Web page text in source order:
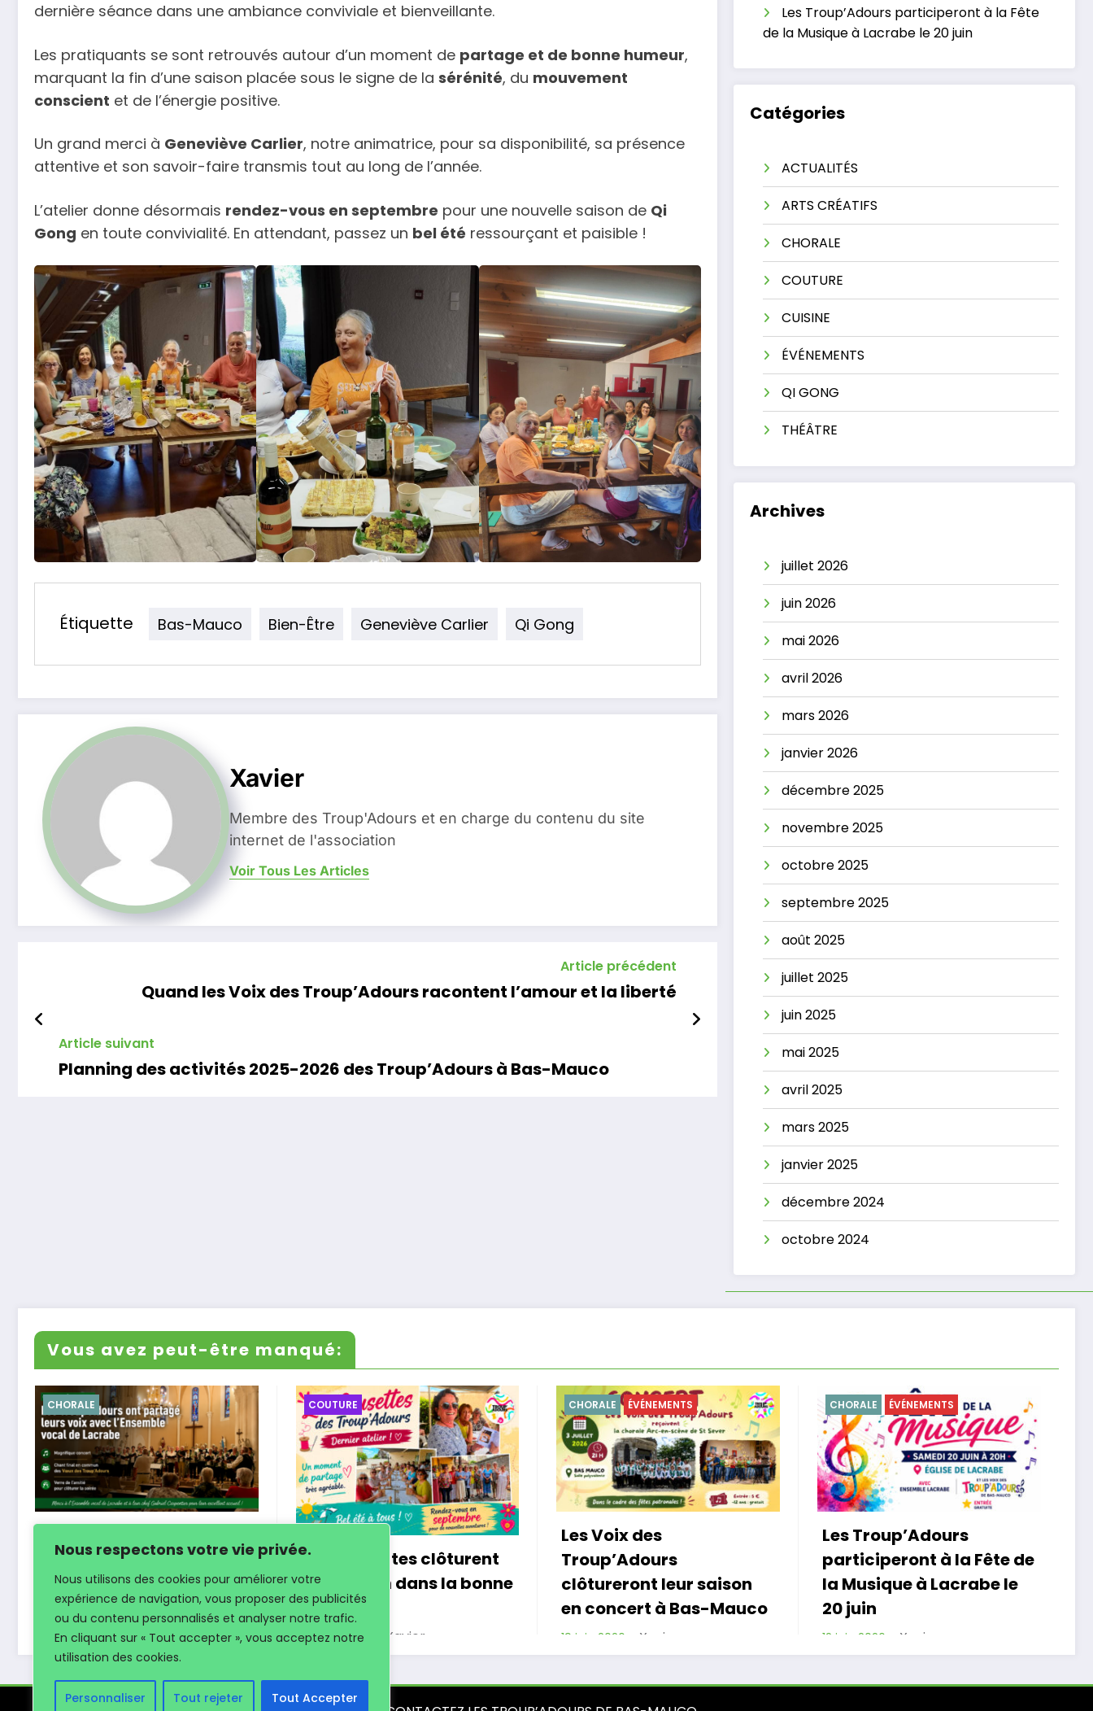
Nous respectons votre vie privée.
Nous utilisons des cookies pour améliorer votre
expérience de navigation, vous proposer des publicités
ou du contenu personnalisés et analyser notre trafic.
En cliquant sur « Tout accepter », vous acceptez notre
utilisation des cookies.
Personnaliser Tout rejeter Tout Accepter
dernière séance dans une ambiance conviviale et bienveillante.
Les pratiquants se sont retrouvés autour d’un moment de partage et de bonne humeur,
marquant la fin d’une saison placée sous le signe de la sérénité, du mouvement
conscient et de l’énergie positive.
Un grand merci à Geneviève Carlier, notre animatrice, pour sa disponibilité, sa présence
attentive et son savoir-faire transmis tout au long de l’année.
L’atelier donne désormais rendez-vous en septembre pour une nouvelle saison de Qi
Gong en toute convivialité. En attendant, passez un bel été ressourçant et paisible !
Étiquette Bas-Mauco Bien-Être Geneviève Carlier Qi Gong
Xavier
Membre des Troup'Adours et en charge du contenu du site
internet de l'association
Voir Tous Les Articles
Article précédent
Quand les Voix des Troup’Adours racontent l’amour et la liberté
Article suivant
Planning des activités 2025-2026 des Troup’Adours à Bas-Mauco
Les Troup’Adours participeront à la Fête
de la Musique à Lacrabe le 20 juin
Catégories
ACTUALITÉS
ARTS CRÉATIFS
CHORALE
COUTURE
CUISINE
ÉVÉNEMENTS
QI GONG
THÉÂTRE
Archives
juillet 2026
juin 2026
mai 2026
avril 2026
mars 2026
janvier 2026
décembre 2025
novembre 2025
octobre 2025
septembre 2025
août 2025
juillet 2025
juin 2025
mai 2025
avril 2025
mars 2025
janvier 2025
décembre 2024
octobre 2024
Vous avez peut-être manqué:
CHORALE
musicale avec
l’Ensemble vocal de
Lacrabe
7 juillet 2026 Xavier
COUTURE
Les Cousettes clôturent
leur saison dans la bonne
humeur
7 juillet 2026 Xavier
CHORALE ÉVÉNEMENTS
Les Voix des
Troup’Adours
clôtureront leur saison
en concert à Bas-Mauco
19 juin 2026 Xavier
CHORALE ÉVÉNEMENTS
Les Troup’Adours
participeront à la Fête de
la Musique à Lacrabe le
20 juin
12 juin 2026 Xavier